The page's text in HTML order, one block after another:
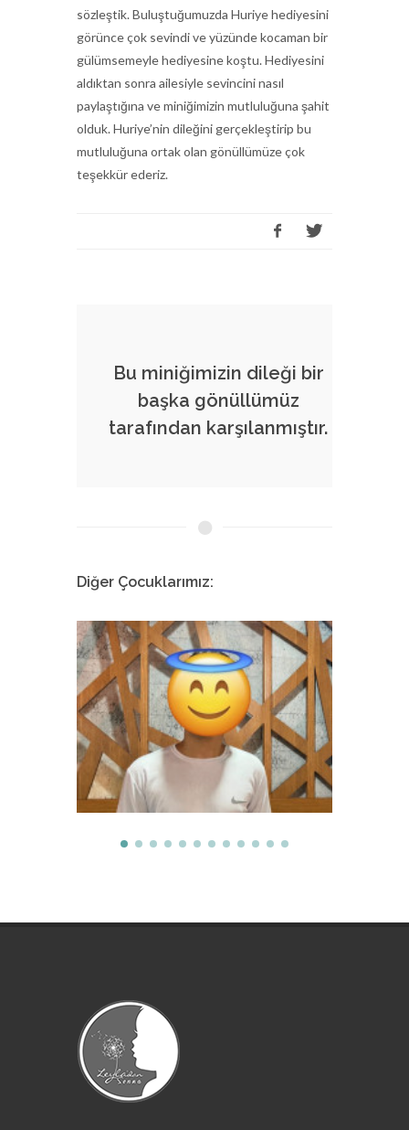
sözleştik. Buluştuğumuzda Huriye hediyesini
görünce çok sevindi ve yüzünde kocaman bir
gülümsemeyle hediyesine koştu. Hediyesini
aldıktan sonra ailesiyle sevincini nasıl
paylaştığına ve miniğimizin mutluluğuna şahit
olduk. Huriye’nin dileğini gerçekleştirip bu
mutluluğuna ortak olan gönüllümüze çok
teşekkür ederiz.
Bu miniğimizin dileği bir
başka gönüllümüz
tarafından karşılanmıştır.
Diğer Çocuklarımız:
Melis
İstanbul Tıp Fakültesi